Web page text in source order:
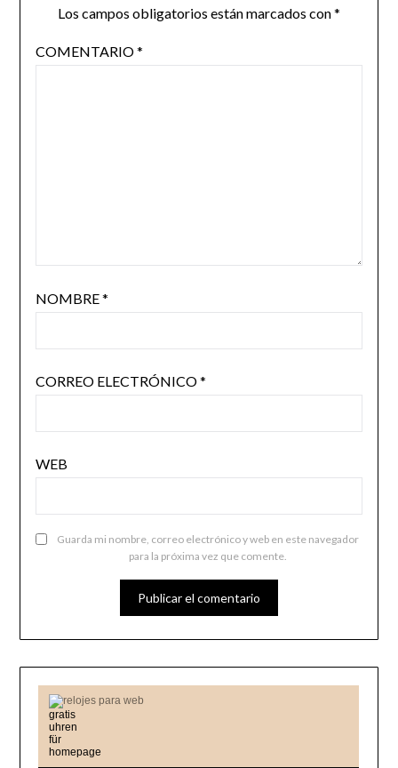
Los campos obligatorios están marcados con*
COMENTARIO*
NOMBRE*
CORREO ELECTRÓNICO*
WEB
Guarda mi nombre, correo electrónico y web en este navegador
para la próxima vez que comente.
relojes para web